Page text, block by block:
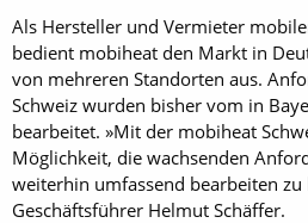
Als Hersteller und Vermieter
bedient mobi­heat den Markt in
von mehreren Standorten aus.
Schweiz wurden bisher vom in
bearbeitet. »Mit der mobiheat
Möglichkeit, die wachsenden
weiterhin umfassend bearbeiten
Geschäftsführer Helmut Schäffer.